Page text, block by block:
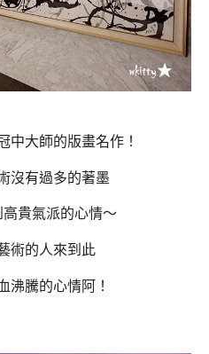
中大師的版畫名作！
沒有過多的著墨
貴氣派的心情～
術的人來到此
沸騰的心情阿！